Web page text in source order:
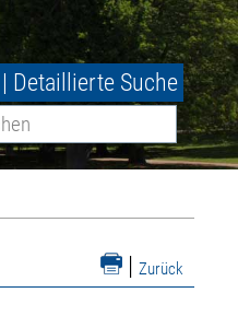
| Detaillierte Suche
| Zurück